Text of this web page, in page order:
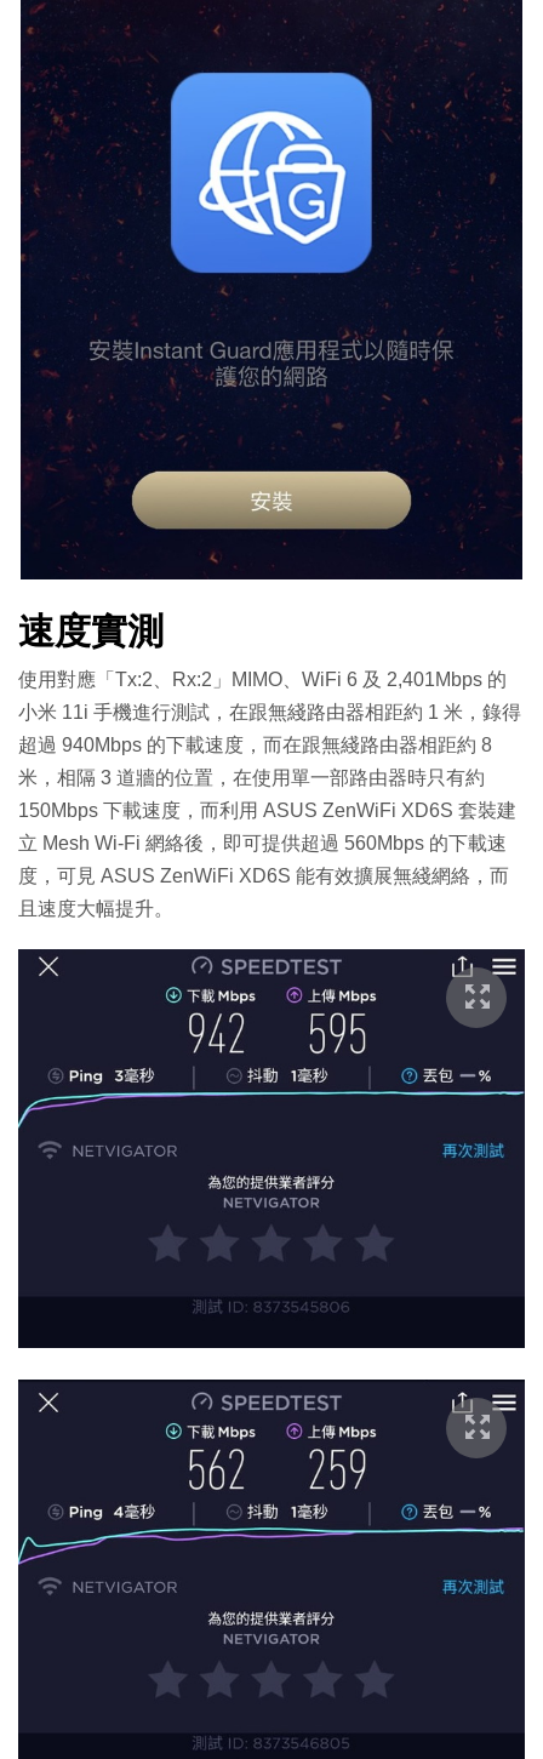
速度實測
使用對應「Tx:2、Rx:2」MIMO、WiFi 6 及 2,401Mbps 的
小米 11i 手機進行測試，在跟無綫路由器相距約 1 米，錄得
超過 940Mbps 的下載速度，而在跟無綫路由器相距約 8
米，相隔 3 道牆的位置，在使用單一部路由器時只有約
150Mbps 下載速度，而利用 ASUS ZenWiFi XD6S 套裝建
立 Mesh Wi-Fi 網絡後，即可提供超過 560Mbps 的下載速
度，可見 ASUS ZenWiFi XD6S 能有效擴展無綫網絡，而
且速度大幅提升。